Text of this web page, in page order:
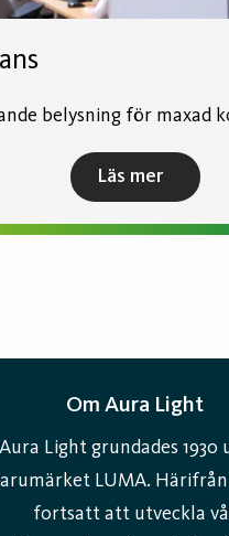
belysning för maxad
Läs mer
Om Aura Light
Aura Light grundades 1930
LUMA.
fortsatt att utveckla